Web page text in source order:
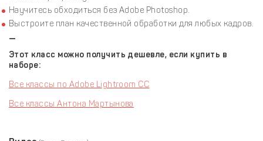
Научитесь обходиться без Adobe Photoshop.
Выстроите план качественной обработки для любых кадров.
—
Этот класс можно получить дешевле, если купить в
наборе:
Все классы по Adobe Lightroom CC
Все классы Антона Мартынова